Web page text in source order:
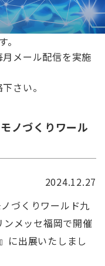
メール配信を実施
さい。
ノづくりワール
2024.12.27
づくりワールド九
メッセ福岡で開催
に出展いたしまし